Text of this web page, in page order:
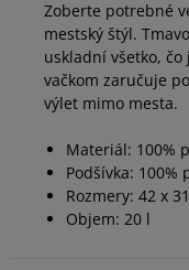
Zoberte potrebné
mestský štýl.
uskladní všetko,
vačkom zaručuje
výlet mimo mesta.
Materiál: 100%
Podšívka: 100%
Rozmery: 42 x
Objem: 20 l